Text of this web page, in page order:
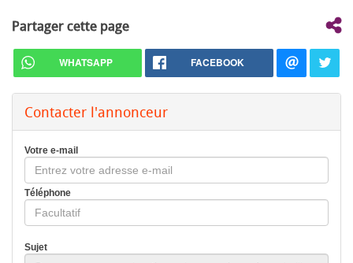
Partager cette page
WHATSAPP FACEBOOK
Contacter l'annonceur
Votre e-mail
Téléphone
Sujet